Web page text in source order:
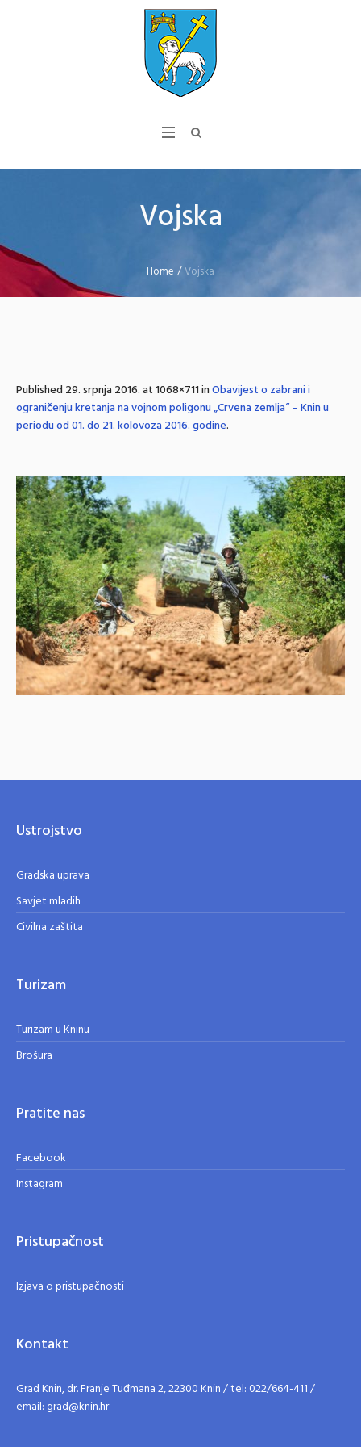
Vojska
Home /Vojska
Published29. srpnja 2016.at 1068×711 inObavijest o zabrani i
ograničenju kretanja na vojnom poligonu „Crvena zemlja“ – Knin u
periodu od 01. do 21. kolovoza 2016. godine.
Ustrojstvo
Gradska uprava
Savjet mladih
Civilna zaštita
Turizam
Turizam u Kninu
Brošura
Pratite nas
Facebook
Instagram
Pristupačnost
Izjava o pristupačnosti
Kontakt
Grad Knin, dr. Franje Tuđmana 2, 22300 Knin / tel: 022/664-411 /
email: grad@knin.hr